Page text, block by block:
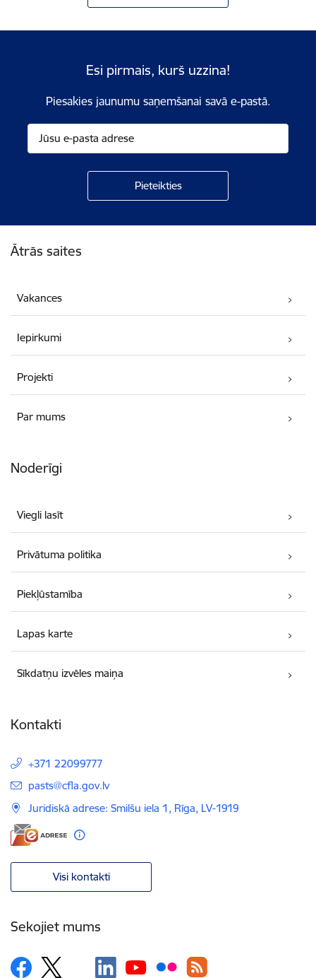
Esi pirmais, kurš uzzina!
Piesakies jaunumu saņemšanai savā e-pastā.
Ātrās saites
Vakances
Iepirkumi
Projekti
Par mums
Noderīgi
Viegli lasīt
Privātuma politika
Piekļūstamība
Lapas karte
Sīkdatņu izvēles maiņa
Kontakti
+371 22099777
E-pasts:
pasts@cfla.gov.lv
Juridiskā adrese: Smilšu iela 1, Rīga, LV-1919
Visi kontakti
Sekojiet mums